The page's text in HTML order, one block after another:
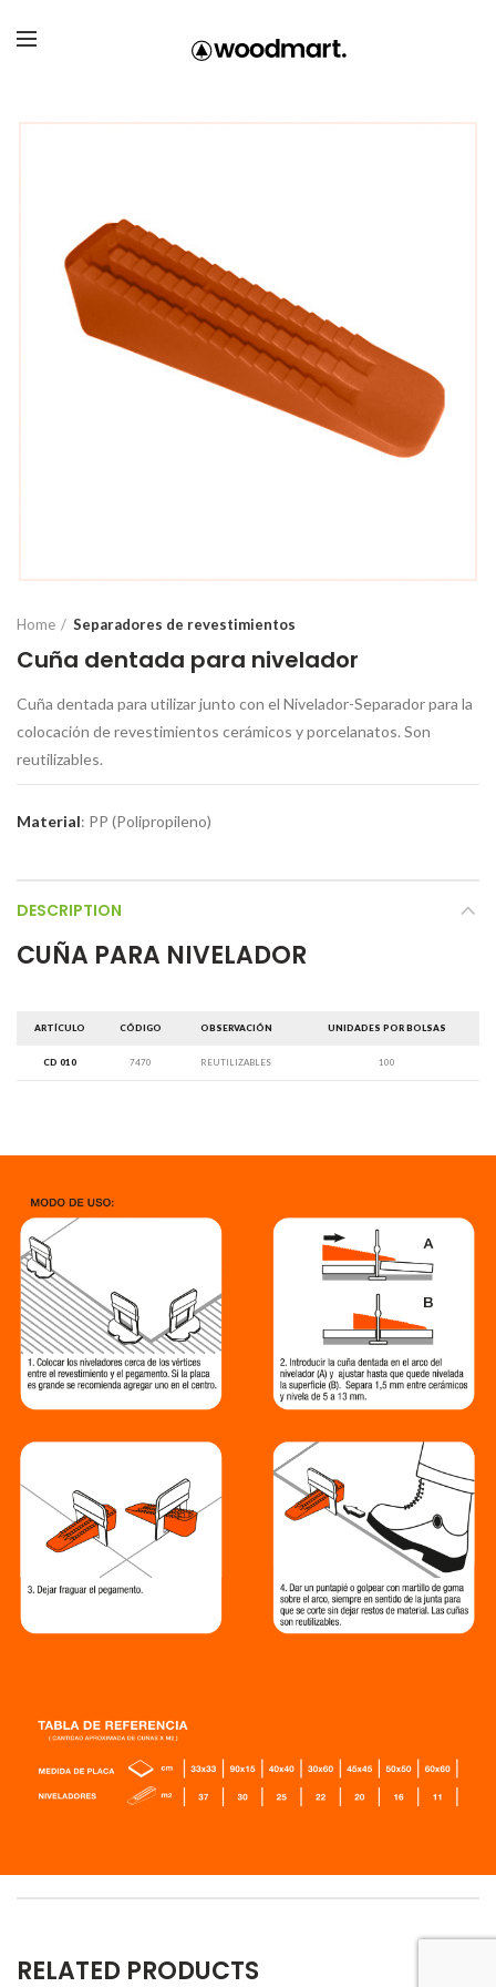
Home Separadores de revestimientos
Cuña dentada para nivelador
Cuña dentada para utilizar junto con el Nivelador-Separador para la
colocación de revestimientos cerámicos y porcelanatos. Son
reutilizables.
Material: PP (Polipropileno)
DESCRIPTION
CUÑA PARA NIVELADOR
ARTÍCULO CÓDIGO OBSERVACIÓN UNIDADES POR BOLSAS
CD 010 7470 REUTILIZABLES 100
RELATED PRODUCTS